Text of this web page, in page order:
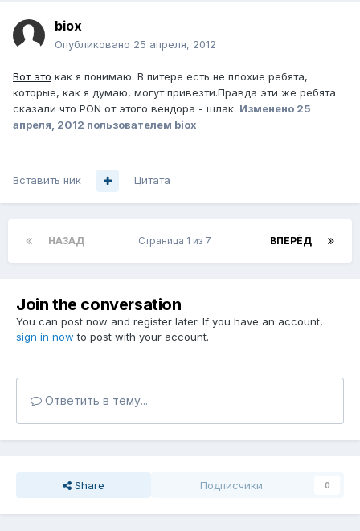
biox
Опубликовано 25 апреля, 2012
Вот это как я понимаю. В питере есть не плохие ребята,
которые, как я думаю, могут привезти.Правда эти же ребята
сказали что PON от этого вендора - шлак. Изменено 25
апреля, 2012 пользователем biox
Вставить ник Цитата
НАЗАД ВПЕРЁД
Страница 1 из 7
Join the conversation
You can post now and register later. If you have an account,
sign in now to post with your account.
Ответить в тему...
Share Подписчики 0